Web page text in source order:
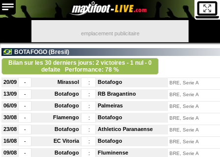
emplacement publicitaire
BOTAFOGO (Bresil )
Bilan sur les 30 derniers jours: 2 victoires - 1 nul - 0
defaite
Performance: 78 %
20/09 - Mirassol : Botafogo BRE, Serie A
13/09 - Botafogo : RB Bragantino BRE, Serie A
06/09 - Botafogo : Palmeiras BRE, Serie A
30/08 - Flamengo : Botafogo BRE, Serie A
23/08 - Botafogo : Athletico Paranaense BRE, Serie A
16/08 - EC Vitoria : Botafogo BRE, Serie A
09/08 - Botafogo : Fluminense BRE, Serie A